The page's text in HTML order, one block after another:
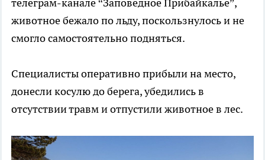
животное бежало по льду, поскользнулось и не
смогло самостоятельно подняться.
Специалисты оперативно прибыли на место,
донесли косулю до берега, убедились в
отсутствии травм и отпустили животное в лес.